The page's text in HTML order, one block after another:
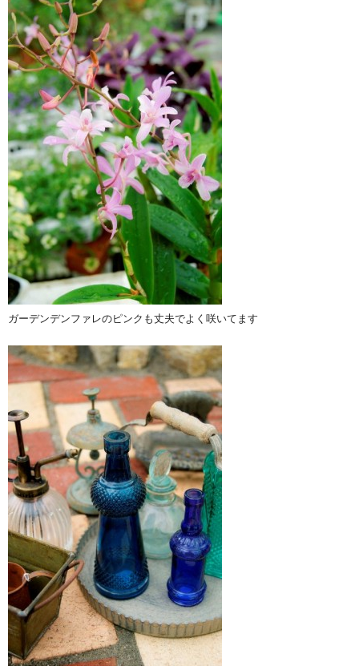
ガーデンデンファレのピンクも丈夫でよく咲いてます